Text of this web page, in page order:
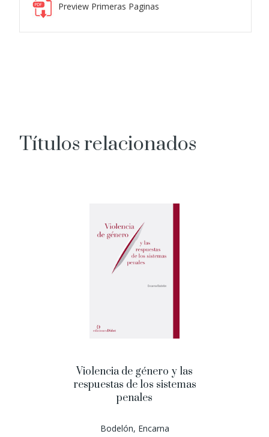
Preview Primeras Paginas
Títulos relacionados
Violencia de género y las
respuestas de los sistemas
penales
Bodelón, Encarna